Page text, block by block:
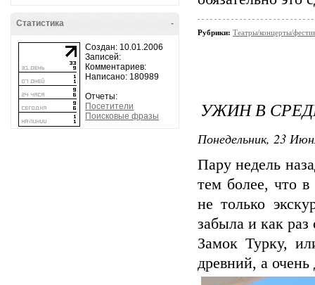
-
Статистика
Создан: 10.01.2006
Записей:
Комментариев:
Написано: 180989
Отчеты:
Посетители
Поисковые фразы
Рубрики: Театры/концерты/
УЖИН В
Понедельник, 23
Пару недель
тем более, что
не только
забыла и как раз
Замок Турку,
древний, а очень